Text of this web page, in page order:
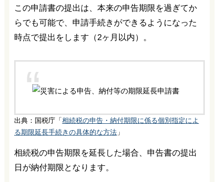
この申請書の提出は、本来の申告期限を過ぎてか
らでも可能で、申請手続きができるようになった
時点で提出をします（2ヶ月以内）。
出典：国税庁「相続税の申告・納付期限に係る個別指定によ
る期限延長手続きの具体的な方法」
相続税の申告期限を延長した場合、申告書の提出
日が納付期限となります。